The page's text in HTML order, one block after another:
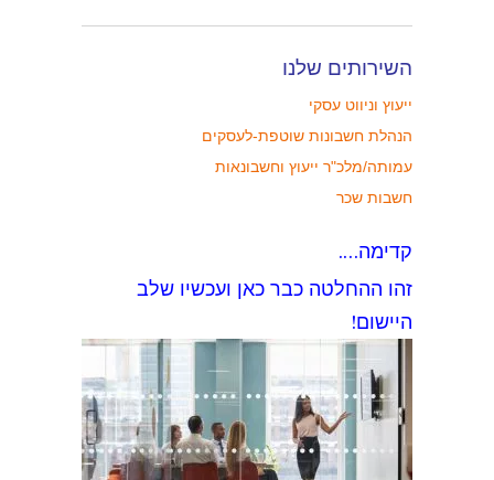
השירותים שלנו
ייעוץ וניווט עסקי
הנהלת חשבונות שוטפת-לעסקים
עמותה/מלכ"ר ייעוץ וחשבונאות
חשבות שכר
קדימה….
זהו ההחלטה כבר כאן ועכשיו שלב
היישום!